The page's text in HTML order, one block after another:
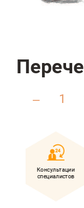
– 1
Консультации
специалистов